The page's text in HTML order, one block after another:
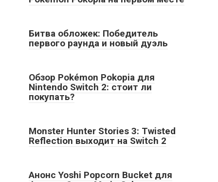
Битва обложек: Победитель
первого раунда и новый дуэль
Обзор Pokémon Pokopia для
Nintendo Switch 2: стоит ли
покупать?
Monster Hunter Stories 3: Twisted
Reflection выходит на Switch 2
Анонс Yoshi Popcorn Bucket для